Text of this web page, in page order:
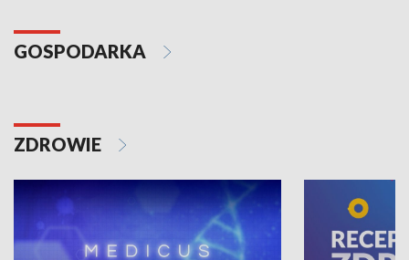
GOSPODARKA
ZDROWIE